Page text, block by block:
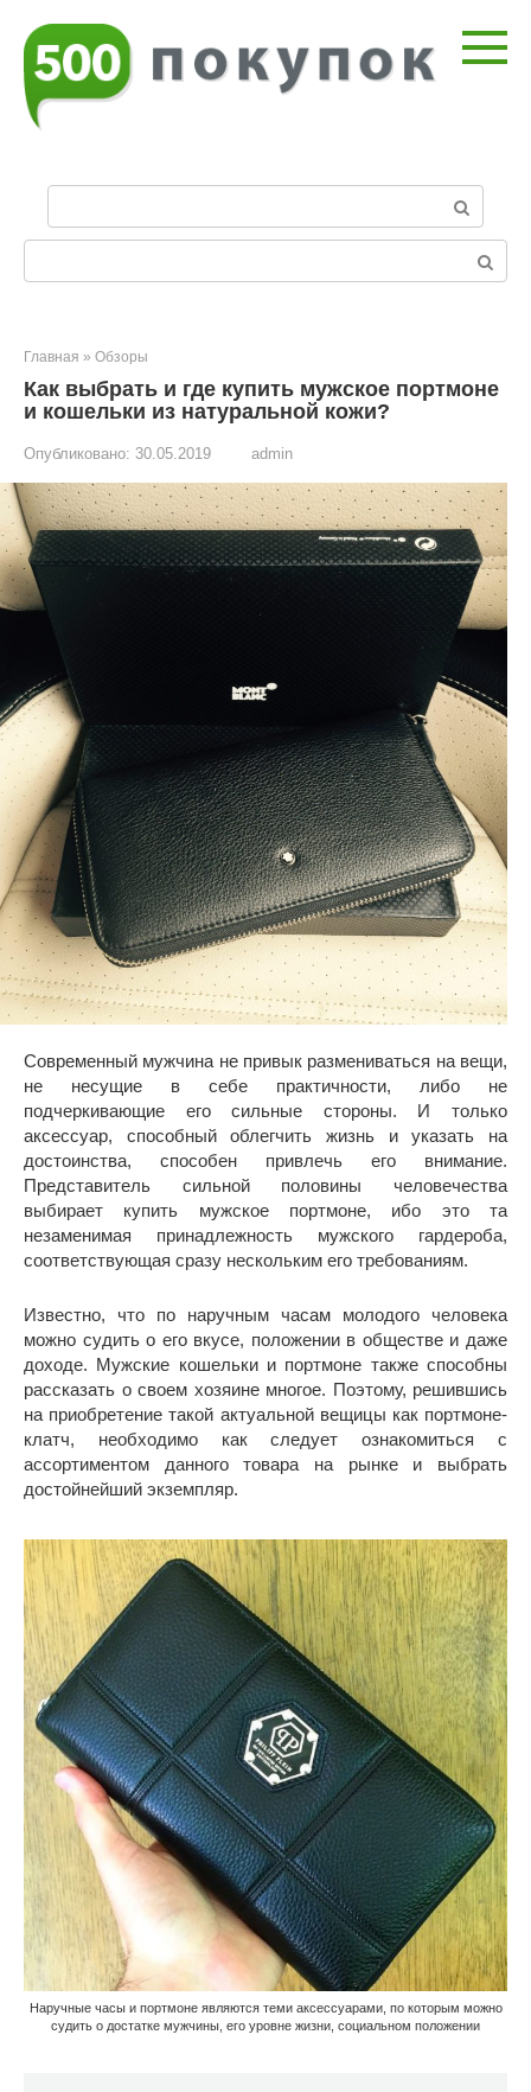
контенту
о
и
Главная » Обзоры
Как выбрать и где купить мужское портмоне
и кошельки из натуральной кожи?
Опубликовано: 30.05.2019 admin
Современный мужчина не привык размениваться на вещи,
не несущие в себе практичности, либо не
подчеркивающие его сильные стороны. И только
аксессуар, способный облегчить жизнь и указать на
достоинства, способен привлечь его внимание.
Представитель сильной половины человечества
выбирает купить мужское портмоне, ибо это та
незаменимая принадлежность мужского гардероба,
соответствующая сразу нескольким его требованиям.
Известно, что по наручным часам молодого человека
можно судить о его вкусе, положении в обществе и даже
доходе. Мужские кошельки и портмоне также способны
рассказать о своем хозяине многое. Поэтому, решившись
на приобретение такой актуальной вещицы как портмоне-
клатч, необходимо как следует ознакомиться с
ассортиментом данного товара на рынке и выбрать
достойнейший экземпляр.
Наручные часы и портмоне являются теми аксессуарами, по которым можно
судить о достатке мужчины, его уровне жизни, социальном положении